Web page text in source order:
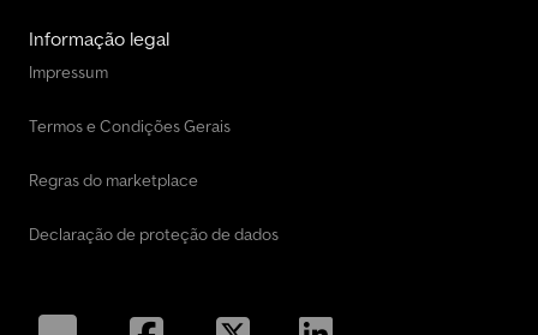
Informação legal
Impressum
Termos e Condições Gerais
Regras do marketplace
Declaração de proteção de dados